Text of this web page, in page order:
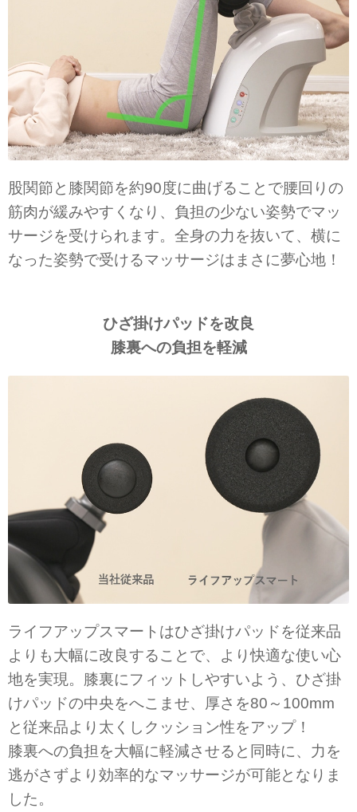
股関節と膝関節を約90度に曲げることで腰回りの
筋肉が緩みやすくなり、負担の少ない姿勢でマッ
サージを受けられます。全身の力を抜いて、横に
なった姿勢で受けるマッサージはまさに夢心地！
ひざ掛けパッドを改良
膝裏への負担を軽減
ライフアップスマートはひざ掛けパッドを従来品
よりも大幅に改良することで、より快適な使い心
地を実現。膝裏にフィットしやすいよう、ひざ掛
けパッドの中央をへこませ、厚さを80～100mm
と従来品より太くしクッション性をアップ！
膝裏への負担を大幅に軽減させると同時に、力を
逃がさずより効率的なマッサージが可能となりま
した。